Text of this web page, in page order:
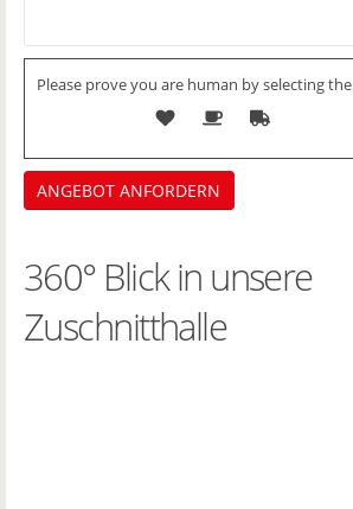
Please prove you are human by selecting the
360° Blick in unsere
Zuschnitthalle